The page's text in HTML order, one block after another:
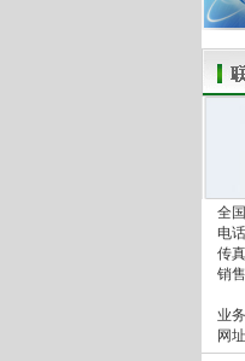
全
电
传
销
业
网